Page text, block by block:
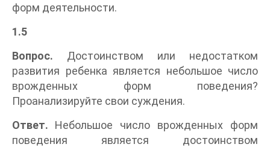
форм деятельности.
1.5
Вопрос. Достоинством или недостатком
развития ребенка является небольшое число
врожденных форм поведения?
Проанализируйте свои суждения.
Ответ. Небольшое число врожденных форм
поведения является достоинством